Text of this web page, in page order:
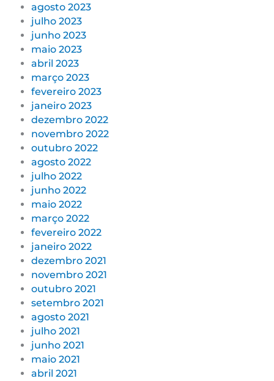
agosto 2023
julho 2023
junho 2023
maio 2023
abril 2023
março 2023
fevereiro 2023
janeiro 2023
dezembro 2022
novembro 2022
outubro 2022
agosto 2022
julho 2022
junho 2022
maio 2022
março 2022
fevereiro 2022
janeiro 2022
dezembro 2021
novembro 2021
outubro 2021
setembro 2021
agosto 2021
julho 2021
junho 2021
maio 2021
abril 2021